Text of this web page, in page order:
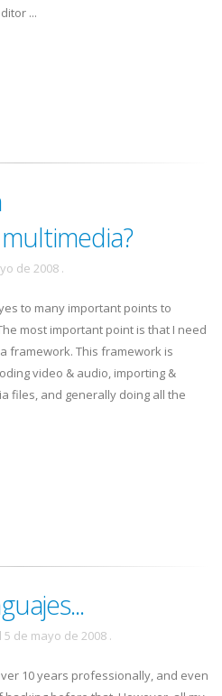
...
de 2008 .
to many important points to
most important point is that I need
framework. This framework is
video & audio, importing &
files, and generally doing all the
5 de mayo de 2008 .
10 years professionally, and even